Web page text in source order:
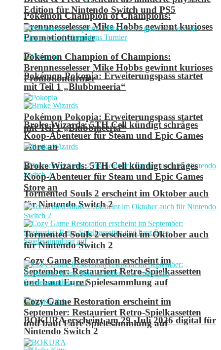
Pokémon Champion of Champions:
Brennnesselesser Mike Hobbs gewinnt kurioses
Promotionturnier
Pokémon Pokopia: Erweiterungspass startet
mit Teil 1 „Blubbmeeria“
Broke Wizards: 5TH Cell kündigt schräges
Koop-Abenteuer für Steam und Epic Games
Store an
Tormented Souls 2 erscheint im Oktober auch
für Nintendo Switch 2
Cozy Game Restoration erscheint im
September: Restauriert Retro-Spielkassetten
und baut Eure Spielesammlung auf
BOKURA erscheint am 29. Juli 2026 digital für
Nintendo Switch 2
Edition für Nintendo Switch und PS5
Pokémon Champion of Champions:
Brennnesselesser Mike Hobbs gewinnt kurioses
Promotionturnier
Pokémon Pokopia: Erweiterungspass startet
mit Teil 1 „Blubbmeeria“
Broke Wizards: 5TH Cell kündigt schräges
Koop-Abenteuer für Steam und Epic Games
Store an
Tormented Souls 2 erscheint im Oktober auch
für Nintendo Switch 2
Cozy Game Restoration erscheint im
September: Restauriert Retro-Spielkassetten
und baut Eure Spielesammlung auf